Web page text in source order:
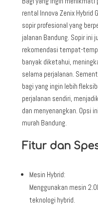
rental Innova Zenix Hybrid
sopir profesional yang
jalanan Bandung. Sopir ini
rekomendasi tempat-
banyak diketahui,
selama perjalanan.
bagi yang ingin lebih
perjalanan sendiri,
dan menyenangkan. Opsi
murah Bandung.
Fitur dan
Mesin Hybrid:
Menggunakan mesin
teknologi hybrid.